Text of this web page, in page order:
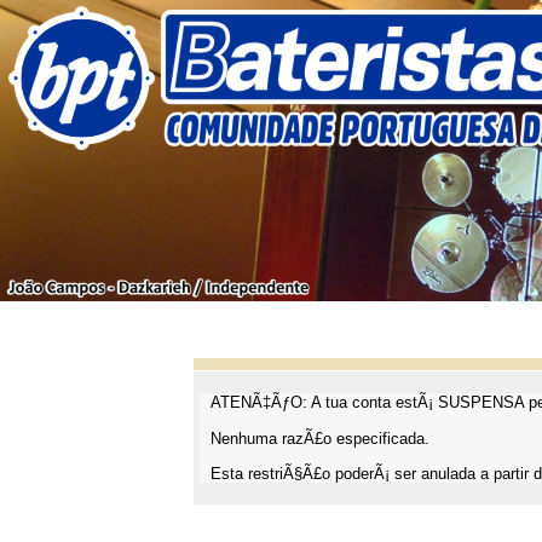
ATENÃ‡ÃƒO: A tua conta estÃ¡ SUSPENSA
Nenhuma razÃ£o especificada.
Esta restriÃ§Ã£o poderÃ¡ ser anulada a partir